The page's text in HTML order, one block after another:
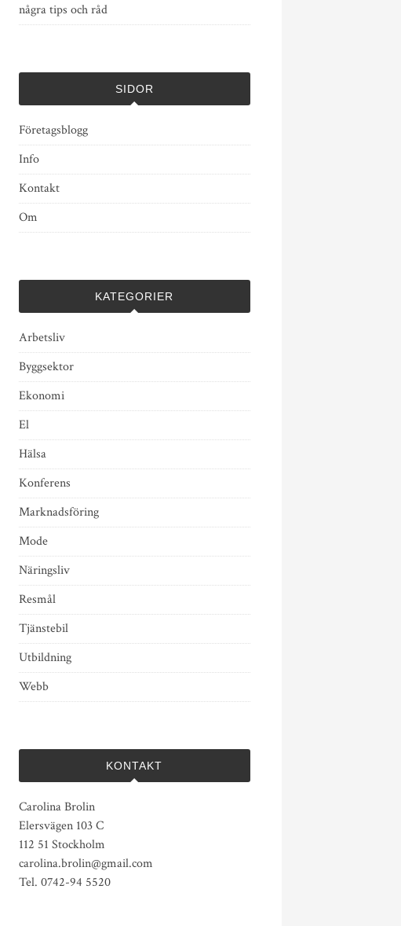
några tips och råd
SIDOR
Företagsblogg
Info
Kontakt
Om
KATEGORIER
Arbetsliv
Byggsektor
Ekonomi
El
Hälsa
Konferens
Marknadsföring
Mode
Näringsliv
Resmål
Tjänstebil
Utbildning
Webb
KONTAKT
Carolina Brolin
Elersvägen 103 C
112 51 Stockholm
carolina.brolin@gmail.com
Tel. 0742-94 5520